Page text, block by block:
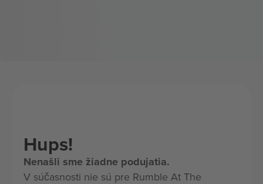
Hups!
Nenašli sme žiadne podujatia.
V súčasnosti nie sú pre Rumble At The